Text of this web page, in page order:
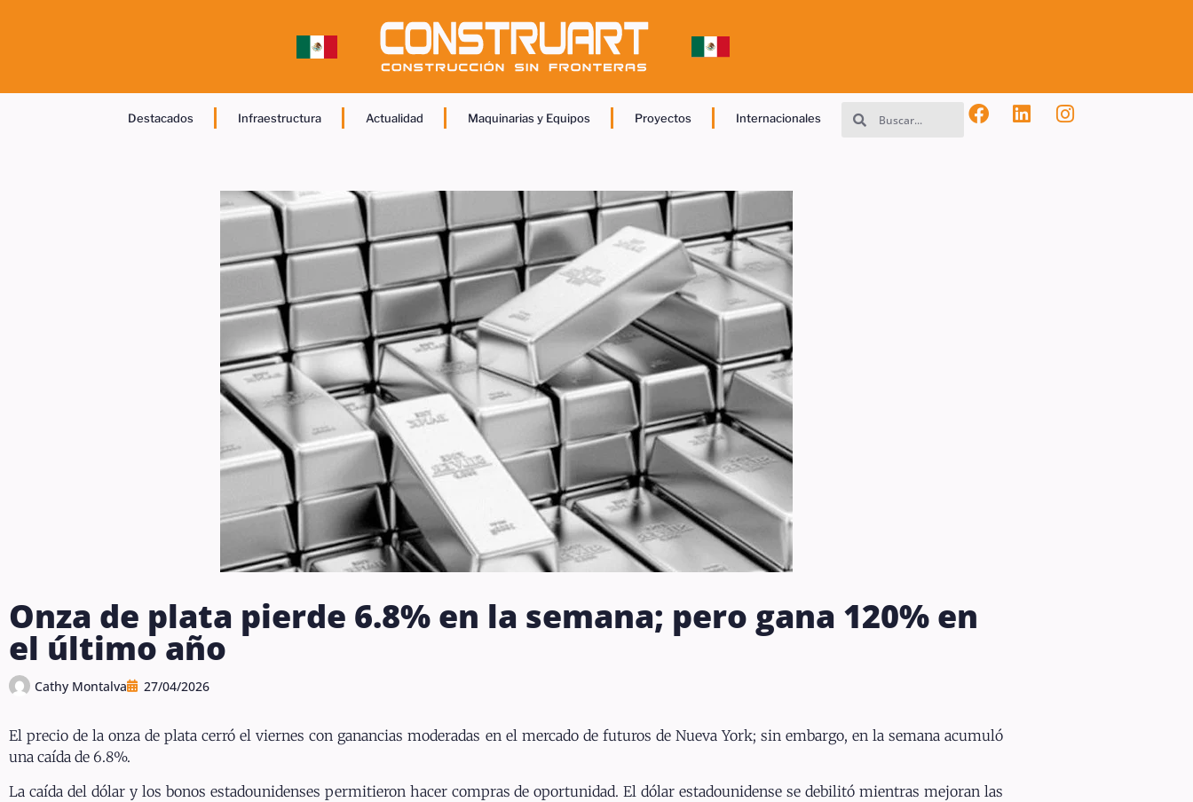
Destacados Infraestructura Actualidad Maquinarias y Equipos Proyectos Internacionales
Onza de plata pierde 6.8% en la semana; pero gana 120% en
el último año
Cathy Montalva 27/04/2026
El precio de la onza de plata cerró el viernes con ganancias moderadas en el mercado de futuros de Nueva York; sin embargo, en la semana acumuló
una caída de 6.8%.
La caída del dólar y los bonos estadounidenses permitieron hacer compras de oportunidad. El dólar estadounidense se debilitó mientras mejoran las